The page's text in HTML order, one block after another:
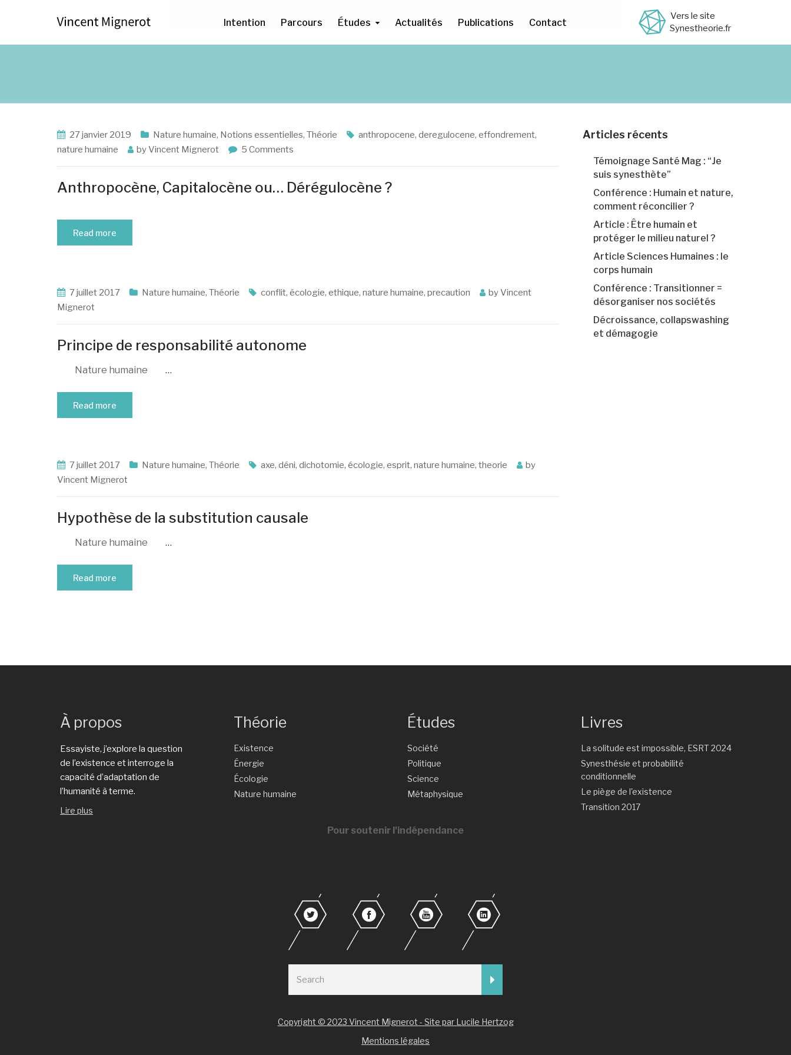
Intention Parcours Études Actualités Publications Contact
Vers le site
Synestheorie.fr
27 janvier 2019 Nature humaine, Notions essentielles, Théorie anthropocene, deregulocene, effondrement,
nature humaine
byVincent Mignerot 5 Comments
Anthropocène, Capitalocène ou… Dérégulocène ?
Read more
7 juillet 2017 Nature humaine, Théorie conflit, écologie, ethique, nature humaine, precaution byVincent
Mignerot
Principe de responsabilité autonome
Nature humaine …
Read more
7 juillet 2017 Nature humaine, Théorie axe, déni, dichotomie, écologie, esprit, nature humaine, theorie
by
Vincent Mignerot
Hypothèse de la substitution causale
Nature humaine …
Read more
Articles récents
Témoignage Santé Mag : “Je
suis synesthète”
Conférence : Humain et nature,
comment réconcilier ?
Article : Être humain et
protéger le milieu naturel ?
Article Sciences Humaines : le
corps humain
Conférence : Transitionner =
désorganiser nos sociétés
Décroissance, collapswashing
et démagogie
À propos
Essayiste, j’explore la question
de l’existence et interroge la
capacité d’adaptation de
l’humanité à terme.
Lire plus
Théorie
Existence
Énergie
Écologie
Nature humaine
Études
Société
Politique
Science
Métaphysique
Livres
La solitude est impossible, ESRT 2024
Synesthésie et probabilité
conditionnelle
Le piège de l'existence
Transition 2017
Pour soutenir l'indépendance
Copyright © 2023 Vincent Mignerot - Site par Lucile Hertzog
Mentions légales